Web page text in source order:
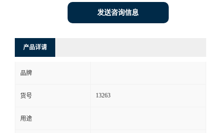
发送咨询信息
产品详请
品牌
货号 13263
用途